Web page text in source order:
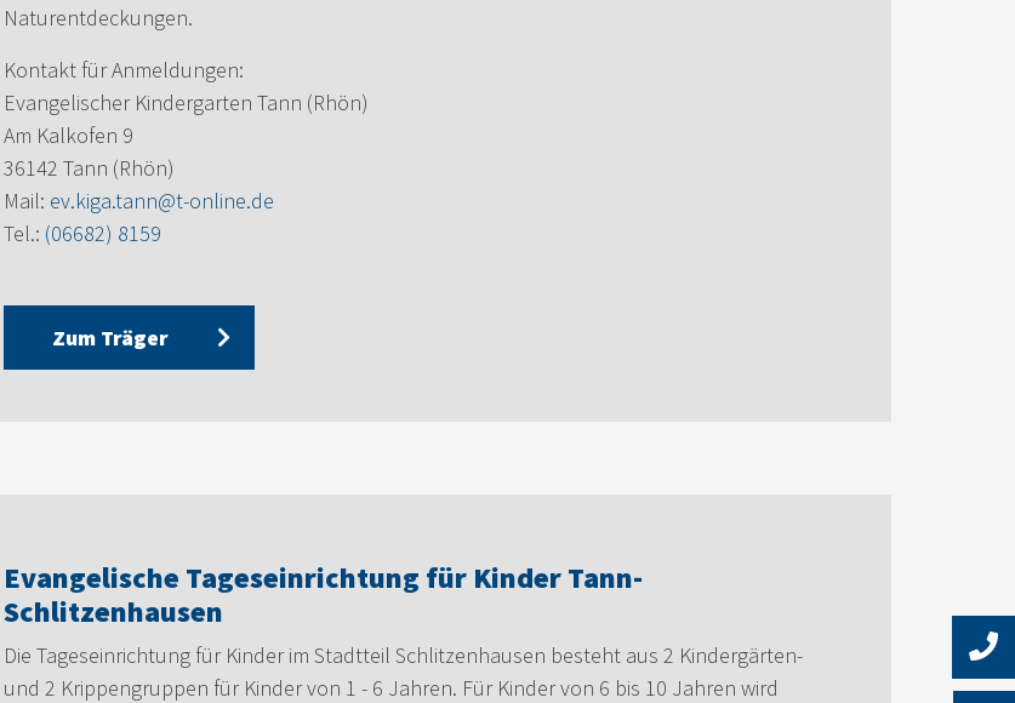
Naturentdeckungen.
Kontakt für Anmeldungen:
Evangelischer Kindergarten Tann (Rhön)
Am Kalkofen 9
36142 Tann (Rhön)
Mail: ev.kiga.tann@t-online.de
Tel.: (06682) 8159
Zum Träger
Evangelische Tageseinrichtung für Kinder Tann-
Schlitzenhausen
Die Tageseinrichtung für Kinder im Stadtteil Schlitzenhausen besteht aus 2 Kindergärten-
und 2 Krippengruppen für Kinder von 1 - 6 Jahren. Für Kinder von 6 bis 10 Jahren wird